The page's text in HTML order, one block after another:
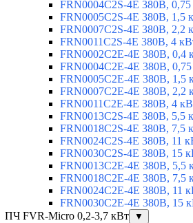
FRN0004C2S-4E 380В,
FRN0005C2S-4E 380В, 1,5
FRN0007C2S-4E 380В, 2,2
FRN0011C2S-4E 380В, 4
FRN0002C2E-4E 380В, 0,4
FRN0004C2E-4E 380В,
FRN0005C2E-4E 380В, 1,5
FRN0007C2E-4E 380В, 2,2
FRN0011C2E-4E 380В, 4
FRN0013C2S-4E 380В, 5,5
FRN0018C2S-4E 380В, 7,5
FRN0024C2S-4E 380В, 11
FRN0030C2S-4E 380В, 15
FRN0013C2E-4E 380В, 5,5
FRN0018C2E-4E 380В, 7,5
FRN0024C2E-4E 380В, 11
FRN0030C2E-4E 380В, 15
ПЧ FVR-Micro 0,2-3,7 кВт
▼